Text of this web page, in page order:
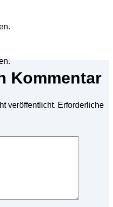
Kommentar
veröffentlicht. Erforderliche